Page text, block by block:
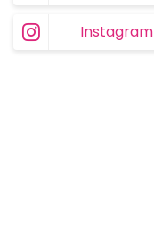
Instagram